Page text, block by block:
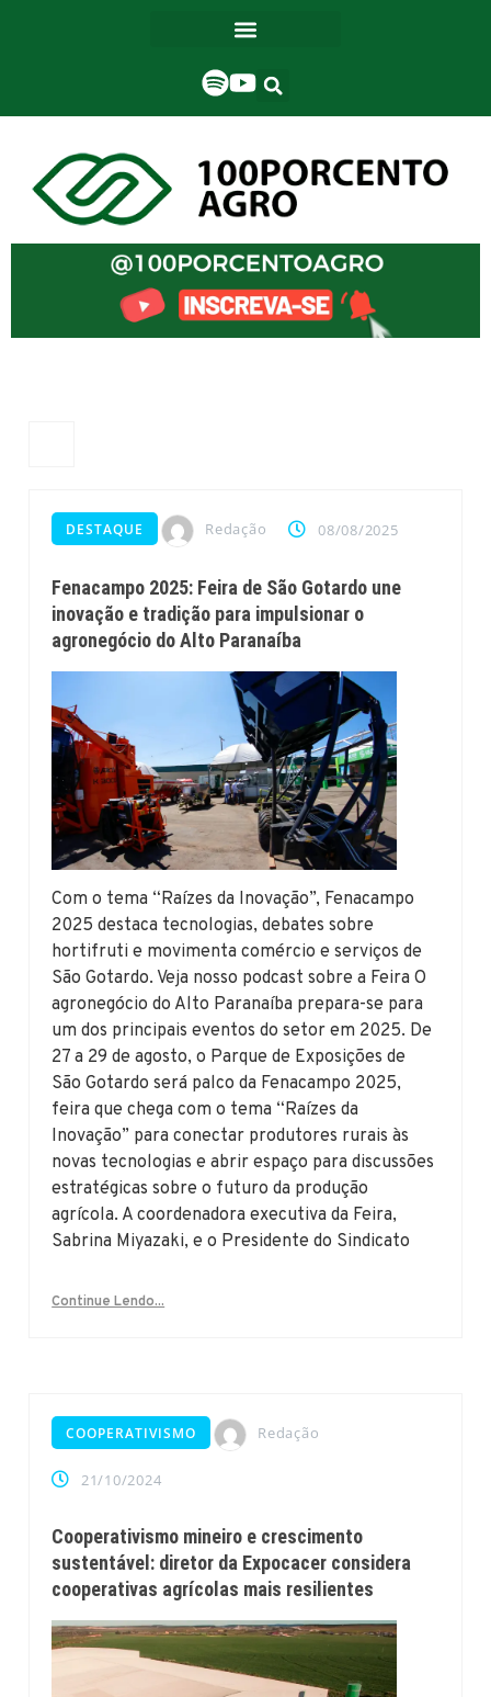
DESTAQUE Redação 08/08/2025
Fenacampo 2025: Feira de São Gotardo une
inovação e tradição para impulsionar o
agronegócio do Alto Paranaíba
Com o tema “Raízes da Inovação”, Fenacampo
2025 destaca tecnologias, debates sobre
hortifruti e movimenta comércio e serviços de
São Gotardo. Veja nosso podcast sobre a Feira O
agronegócio do Alto Paranaíba prepara-se para
um dos principais eventos do setor em 2025. De
27 a 29 de agosto, o Parque de Exposições de
São Gotardo será palco da Fenacampo 2025,
feira que chega com o tema “Raízes da
Inovação” para conectar produtores rurais às
novas tecnologias e abrir espaço para discussões
estratégicas sobre o futuro da produção
agrícola. A coordenadora executiva da Feira,
Sabrina Miyazaki, e o Presidente do Sindicato
Continue Lendo...
COOPERATIVISMO Redação
21/10/2024
Cooperativismo mineiro e crescimento
sustentável: diretor da Expocacer considera
cooperativas agrícolas mais resilientes